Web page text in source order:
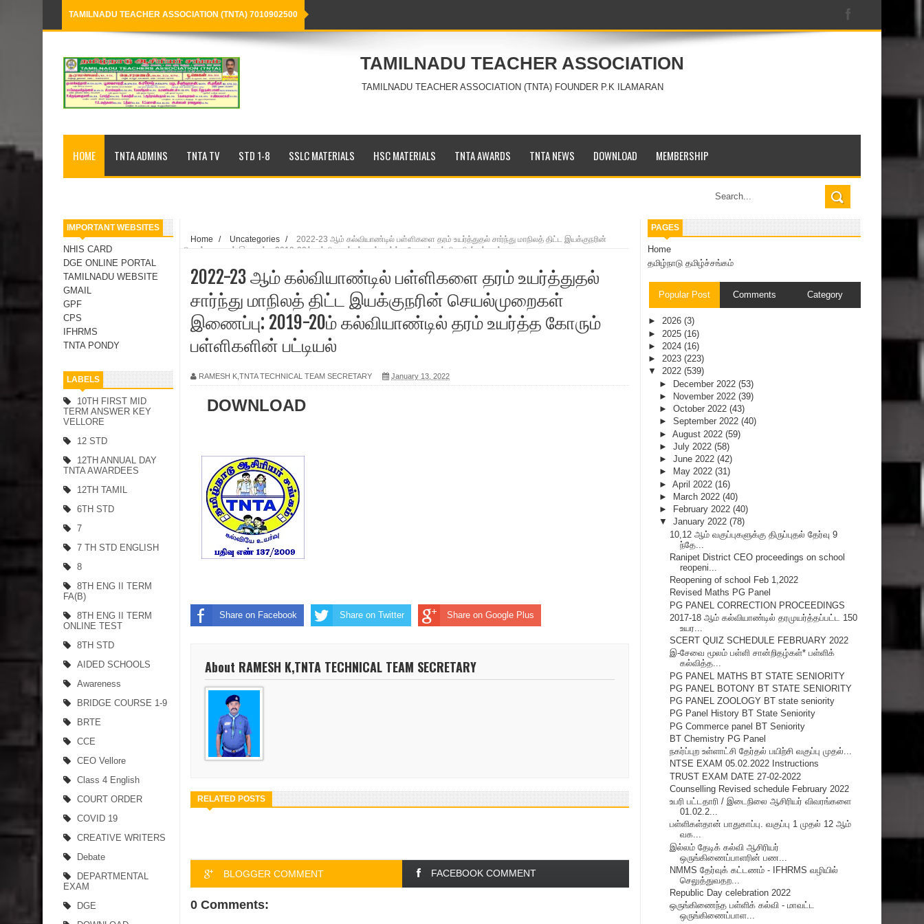
TAMILNADU TEACHER ASSOCIATION (TNTA) 7010902500
Loading...
TAMILNADU TEACHER ASSOCIATION
TAMILNADU TEACHER ASSOCIATION (TNTA) FOUNDER P.K ILAMARAN
HOME TNTA ADMINS TNTA TV STD 1-8 SSLC MATERIALS HSC MATERIALS TNTA AWARDS TNTA NEWS DOWNLOAD MEMBERSHIP
IMPORTANT WEBSITES
NHIS CARD
DGE ONLINE PORTAL
TAMILNADU WEBSITE
GMAIL
GPF
CPS
IFHRMS
TNTA PONDY
LABELS
10TH FIRST MID
TERM ANSWER KEY
VELLORE
12 STD
12TH ANNUAL DAY
TNTA AWARDEES
12TH TAMIL
6TH STD
7
7 TH STD ENGLISH
8
8TH ENG II TERM
FA(B)
8TH ENG II TERM
ONLINE TEST
8TH STD
AIDED SCHOOLS
Awareness
BRIDGE COURSE 1-9
BRTE
CCE
CEO Vellore
Class 4 English
COURT ORDER
COVID 19
CREATIVE WRITERS
Debate
DEPARTMENTAL
EXAM
DGE
Home / Uncategories /
2022-23 ஆம் கல்வியாண்டில் பள்ளிகளை தரம் உயர்த்துதல் சார்ந்து மாநிலத் திட்ட இயக்குநரின்
செயல்முறைகள் இணைப்பு: 2019-20ம் கல்வியாண்டில் தரம் உயர்த்த கோரும் பள்ளிகளின் பட்டியல்
2022-23 ஆம் கல்வியாண்டில் பள்ளிகளை தரம் உயர்த்துதல்
சார்ந்து மாநிலத் திட்ட இயக்குநரின் செயல்முறைகள்
இணைப்பு: 2019-20ம் கல்வியாண்டில் தரம் உயர்த்த கோரும்
பள்ளிகளின் பட்டியல்
RAMESH K,TNTA TECHNICAL TEAM SECRETARY January 13, 2022
DOWNLOAD
Share on Facebook Share on Twitter Share on Google Plus
About RAMESH K,TNTA TECHNICAL TEAM SECRETARY
RELATED POSTS
BLOGGER COMMENT FACEBOOK COMMENT
0 Comments:
PAGES
Home
தமிழ்நாடு தமிழ்ச்சங்கம்
Popular Post Comments Category
► 2026 (3)
► 2025 (16)
► 2024 (16)
► 2023 (223)
▼ 2022 (539)
► December 2022 (53)
►
November 2022 (39)
► October 2022 (43)
► September 2022 (40)
► August 2022 (59)
► July 2022 (58)
► June 2022 (42)
►
May 2022 (31)
► April 2022 (16)
►
March 2022 (40)
►
February 2022 (40)
▼ January 2022 (78)
10,12 ஆம் வகுப்புகளுக்கு திருப்புதல் தேர்வு 9
ந்தே...
Ranipet District CEO proceedings on school
reopeni...
Reopening of school Feb 1,2022
Revised Maths PG Panel
PG PANEL CORRECTION PROCEEDINGS
2017-18 ஆம் கல்வியாண்டில் தரமுயர்த்தப்பட்ட 150
உயர...
SCERT QUIZ SCHEDULE FEBRUARY 2022
இ-சேவை மூலம் பள்ளி சான்றிதழ்கள்* பள்ளிக்
கல்வித்த...
PG PANEL MATHS BT STATE SENIORITY
PG PANEL BOTONY BT STATE SENIORITY
PG PANEL ZOOLOGY BT state seniority
PG Panel History BT State Seniority
PG Commerce panel BT Seniority
BT Chemistry PG Panel
நகர்ப்புற உள்ளாட்சி தேர்தல் பயிற்சி வகுப்பு முதல்...
NTSE EXAM 05.02.2022 Instructions
TRUST EXAM DATE 27-02-2022
Counselling Revised schedule February 2022
உபரி பட்டதாரி / இடைநிலை ஆசிரியர் விவரங்களை
01.02.2...
பள்ளிகள்தான் பாதுகாப்பு. வகுப்பு 1 முதல் 12 ஆம்
வக...
இல்லம் தேடிக் கல்வி ஆசிரியர்
ஒருங்கிணைப்பாளரின் பண...
NMMS தேர்வுக் கட்டணம் - IFHRMS வழியில்
செலுத்துவதற...
Republic Day celebration 2022
ஒருங்கிணைந்த பள்ளிக் கல்வி - மாவட்ட
ஒருங்கிணைப்பாள...